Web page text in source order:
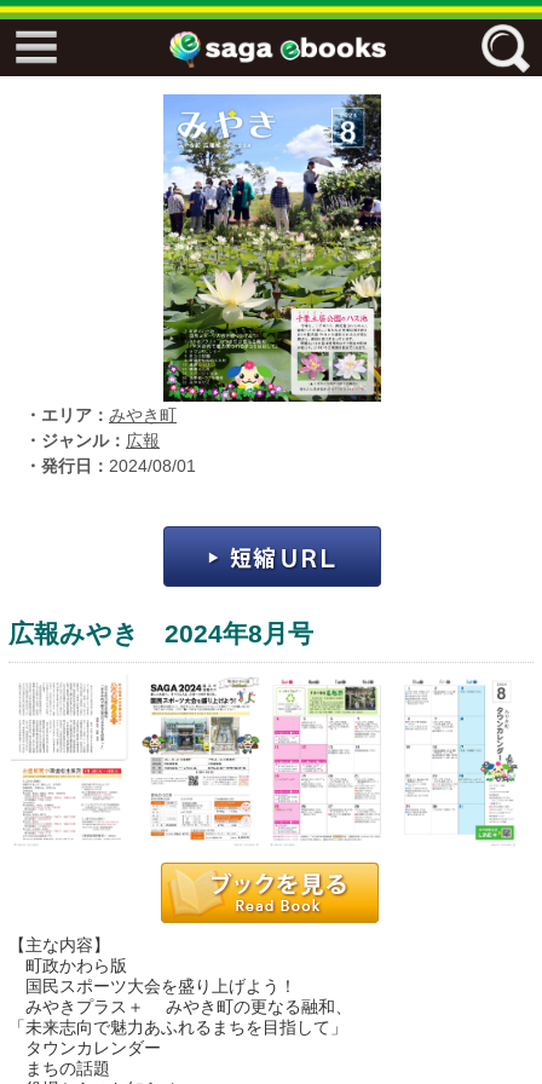
フリーワード
ジャンル
エリア
佐賀ワード
・エリア： みやき町
・ジャンル： 広報
・発行日： 2024/08/01
広報みやき 2024年8月号
【主な内容】
町政かわら版
国民スポーツ大会を盛り上げよう！
みやきプラス＋ みやき町の更なる融和、
「未来志向で魅力あふれるまちを目指して」
タウンカレンダー
まちの話題
↓↓ ebooks専用本棚 ↓↓
運営：福博印刷
saga ebooksとは
ご利用ガイド
よくある質問
サイトマップ
お問い合わせ